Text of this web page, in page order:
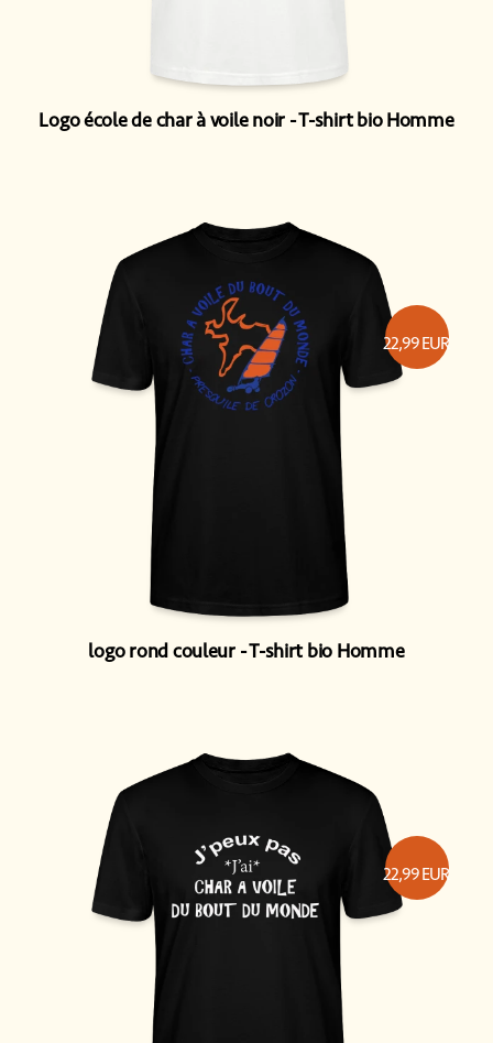
Logo école de char à voile noir T-shirt bio Homme
logo rond couleur T-shirt bio Homme
22,99EUR
22,99EUR